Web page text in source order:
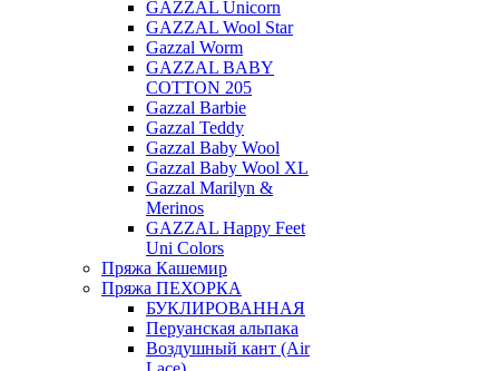
GAZZAL Unicorn
GAZZAL Wool Star
Gazzal Worm
GAZZAL BABY
COTTON 205
Gazzal Barbie
Gazzal Teddy
Gazzal Baby Wool
Gazzal Baby Wool XL
Gazzal Marilyn &
Merinos
GAZZAL Happy Feet
Uni Colors
Пряжа Кашемир
Пряжа ПЕХОРКА
БУКЛИРОВАННАЯ
Перуанская альпака
Воздушный кант (Air